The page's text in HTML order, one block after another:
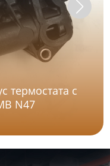
термостата с
N47